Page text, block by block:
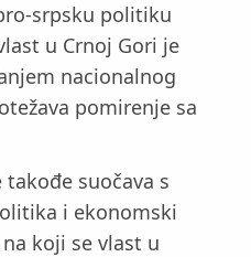
srpsku politiku
u Crnoj Gori je
nacionalnog
pomirenje sa
takođe suočava s
i ekonomski
koji se vlast u